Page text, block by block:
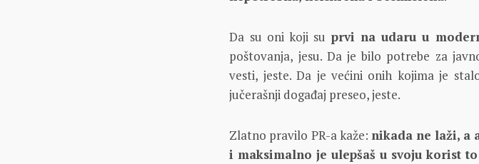
Da su oni koji su prvi na udaru u
poštovanja, jesu. Da je bilo potrebe za
vesti, jeste. Da je većini onih kojima je
jučerašnji događaj preseo, jeste.
Zlatno pravilo PR-a kaže: nikada ne laži, a
i maksimalno je ulepšaš u svoju korist